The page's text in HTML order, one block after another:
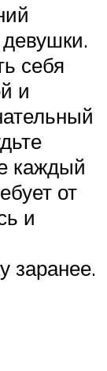
себя
и
каждый
от
и
заранее.